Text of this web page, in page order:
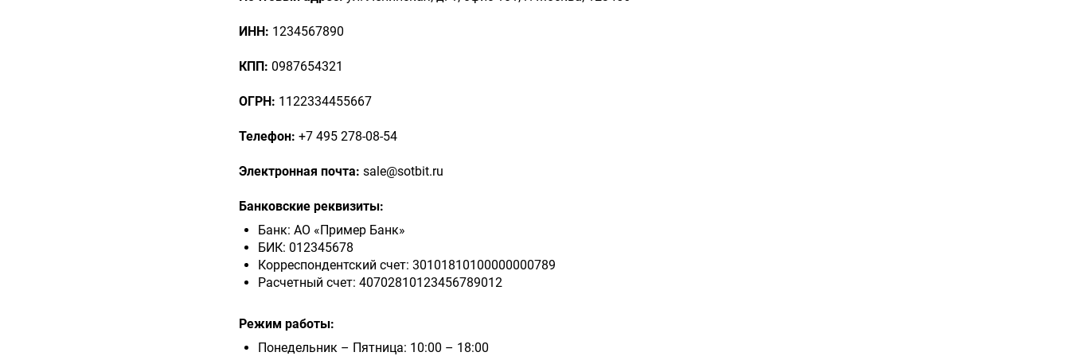
ИНН: 1234567890
КПП: 0987654321
ОГРН: 1122334455667
Телефон: +7 495 278-08-54
Электронная почта: sale@sotbit.ru
Банковские реквизиты:
Банк: АО «Пример Банк»
БИК: 012345678
Корреспондентский счет: 30101810100000000789
Расчетный счет: 40702810123456789012
Режим работы:
Понедельник – Пятница: 10:00 – 18:00